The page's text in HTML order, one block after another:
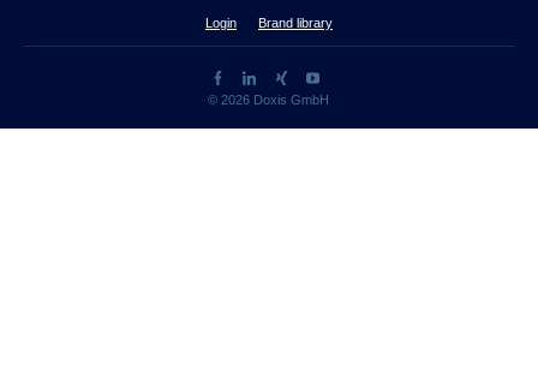
Login Brand library
© 2026 Doxis GmbH